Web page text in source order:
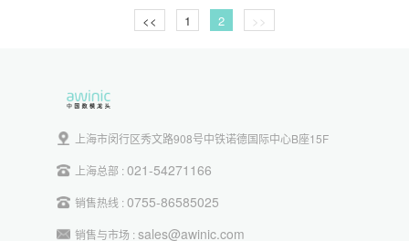
<< 1 2 >>
上海市闵行区秀文路908号中铁诺德国际中心B座15F
上海总部 :021-54271166
销售热线 :0755-86585025
销售与市场 :sales@awinic.com